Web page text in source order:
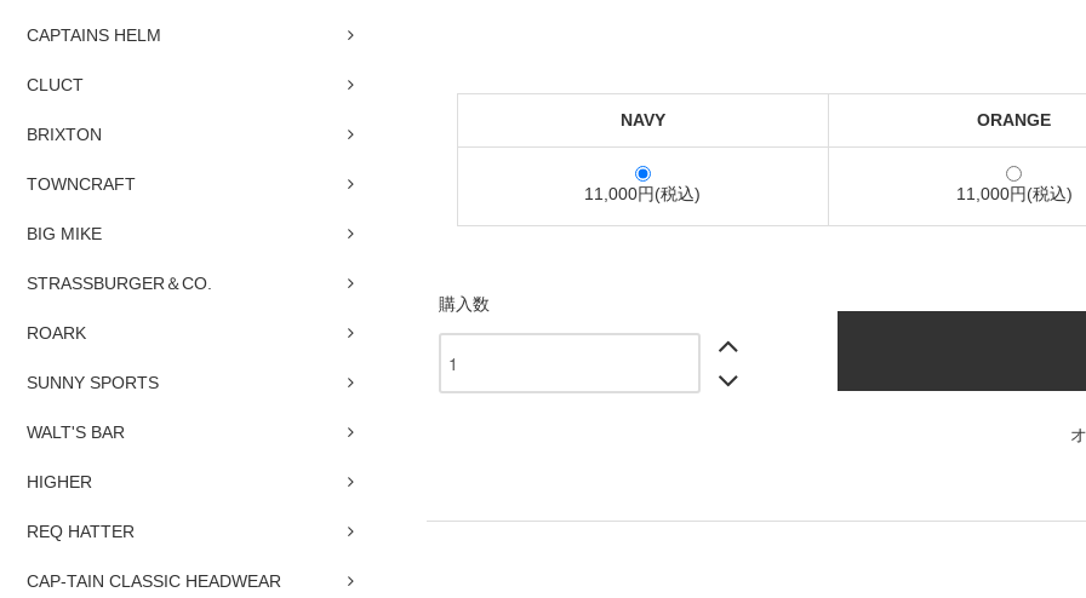
CAPTAINS HELM
CLUCT
BRIXTON
TOWNCRAFT
BIG MIKE
STRASSBURGER＆CO.
ROARK
SUNNY SPORTS
WALT'S BAR
HIGHER
REQ HATTER
CAP-TAIN CLASSIC HEADWEAR
NAVY ORANGE
11,000円(税込) 11,000円(税込)
購入数